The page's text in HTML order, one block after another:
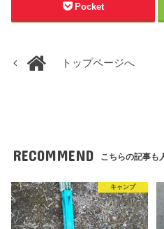
Pocket
トップページへ
RECOMMEND こちらの記事も
キャンプ